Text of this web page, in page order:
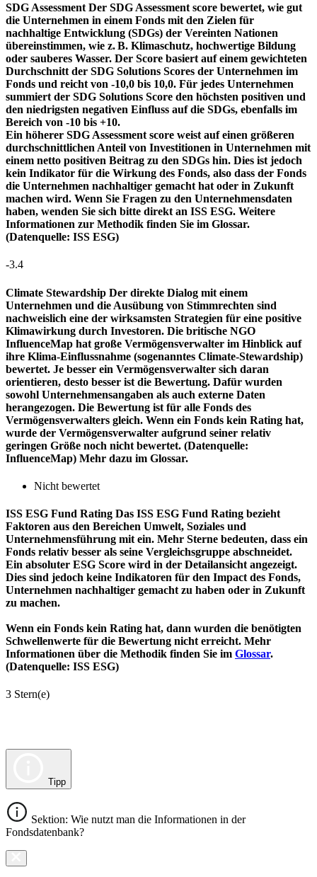
SDG Assessment Der SDG Assessment score bewertet, wie gut
die Unternehmen in einem Fonds mit den Zielen für
nachhaltige Entwicklung (SDGs) der Vereinten Nationen
übereinstimmen, wie z. B. Klimaschutz, hochwertige Bildung
oder sauberes Wasser. Der Score basiert auf einem gewichteten
Durchschnitt der SDG Solutions Scores der Unternehmen im
Fonds und reicht von -10,0 bis 10,0. Für jedes Unternehmen
summiert der SDG Solutions Score den höchsten positiven und
den niedrigsten negativen Einfluss auf die SDGs, ebenfalls im
Bereich von -10 bis +10.
Ein höherer SDG Assessment score weist auf einen größeren
durchschnittlichen Anteil von Investitionen in Unternehmen mit
einem netto positiven Beitrag zu den SDGs hin. Dies ist jedoch
kein Indikator für die Wirkung des Fonds, also dass der Fonds
die Unternehmen nachhaltiger gemacht hat oder in Zukunft
machen wird. Wenn Sie Fragen zu den Unternehmensdaten
haben, wenden Sie sich bitte direkt an ISS ESG. Weitere
Informationen zur Methodik finden Sie im Glossar.
(Datenquelle: ISS ESG)
-3.4
Climate Stewardship Der direkte Dialog mit einem
Unternehmen und die Ausübung von Stimmrechten sind
nachweislich eine der wirksamsten Strategien für eine positive
Klimawirkung durch Investoren. Die britische NGO
InfluenceMap hat große Vermögensverwalter im Hinblick auf
ihre Klima-Einflussnahme (sogenanntes Climate-Stewardship)
bewertet. Je besser ein Vermögensverwalter sich daran
orientieren, desto besser ist die Bewertung. Dafür wurden
sowohl Unternehmensangaben als auch externe Daten
herangezogen. Die Bewertung ist für alle Fonds des
Vermögensverwalters gleich. Wenn ein Fonds kein Rating hat,
wurde der Vermögensverwalter aufgrund seiner relativ
geringen Größe noch nicht bewertet. (Datenquelle:
InfluenceMap) Mehr dazu im Glossar.
Nicht bewertet
ISS ESG Fund Rating Das ISS ESG Fund Rating bezieht
Faktoren aus den Bereichen Umwelt, Soziales und
Unternehmensführung mit ein. Mehr Sterne bedeuten, dass ein
Fonds relativ besser als seine Vergleichsgruppe abschneidet.
Ein absoluter ESG Score wird in der Detailansicht angezeigt.
Dies sind jedoch keine Indikatoren für den Impact des Fonds,
Unternehmen nachhaltiger gemacht zu haben oder in Zukunft
zu machen.
Wenn ein Fonds kein Rating hat, dann wurden die benötigten
Schwellenwerte für die Bewertung nicht erreicht. Mehr
Informationen über die Methodik finden Sie im Glossar.
(Datenquelle: ISS ESG)
3 Stern(e)
Tipp
Sektion: Wie nutzt man die Informationen in der
Fondsdatenbank?